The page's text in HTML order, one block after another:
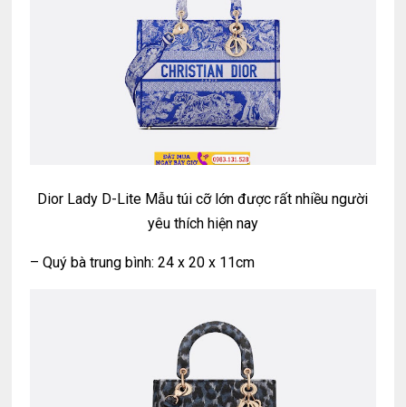
Dior Lady D-Lite Mẫu túi cỡ lớn được rất nhiều người
yêu thích hiện nay
– Quý bà trung bình: 24 x 20 x 11cm